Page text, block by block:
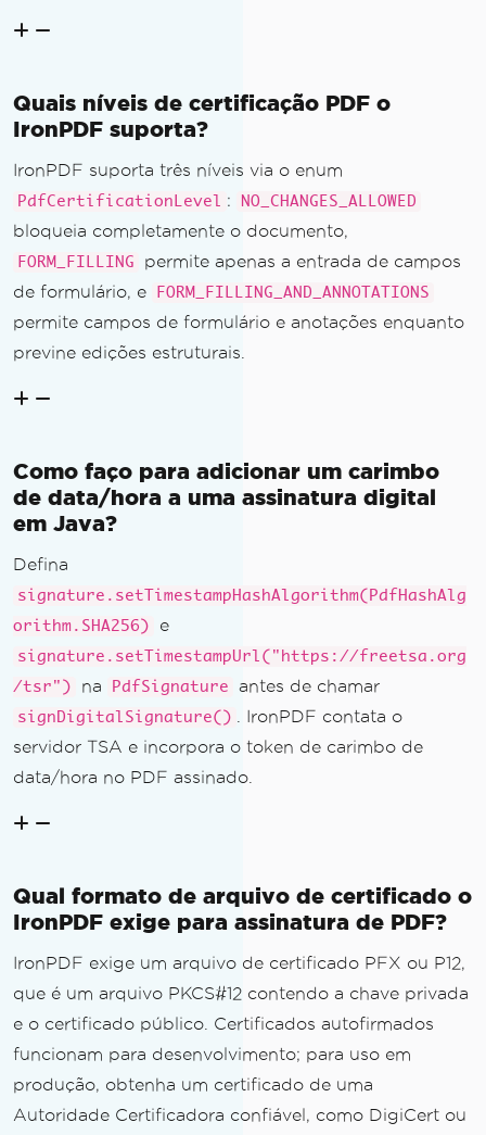
Quais níveis de certificação PDF o
IronPDF suporta?
IronPDF suporta três níveis via o enum
PdfCertificationLevel : NO_CHANGES_ALLOWED
bloqueia completamente o documento,
FORM_FILLING
permite apenas a entrada de campos
de formulário, e
FORM_FILLING_AND_ANNOTATIONS
permite campos de formulário e anotações enquanto
previne edições estruturais.
Como faço para adicionar um carimbo
de data/hora a uma assinatura digital
em Java?
Defina
signature.setTimestampHashAlgorithm(PdfHashAlg
orithm.SHA256)
e
signature.setTimestampUrl("https://freetsa.org
/tsr")
na PdfSignature antes de chamar
signDigitalSignature()
. IronPDF contata o
servidor TSA e incorpora o token de carimbo de
data/hora no PDF assinado.
Qual formato de arquivo de certificado o
IronPDF exige para assinatura de PDF?
IronPDF exige um arquivo de certificado PFX ou P12,
que é um arquivo PKCS#12 contendo a chave privada
e o certificado público. Certificados autofirmados
funcionam para desenvolvimento; para uso em
produção, obtenha um certificado de uma
Autoridade Certificadora confiável, como DigiCert ou